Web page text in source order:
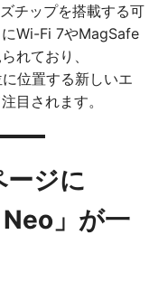
チップを搭載する可
Wi-Fi 7やMagSafe
れており、
位置する新しいエ
目されます。
ジに
Neo」が一